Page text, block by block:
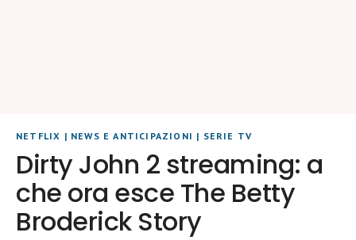
NETFLIX | NEWS E ANTICIPAZIONI | SERIE TV
Dirty John 2 streaming: a
che ora esce The Betty
Broderick Story